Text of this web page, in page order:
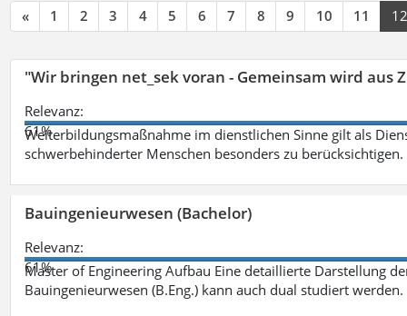
« 1 2 3 4 5 6 7 8 9 10 11 12
"Wir bringen net_sek voran - Gemeinsam wird aus
Relevanz:
61%
Weiterbildungsmaßnahme im dienstlichen Sinne gilt als
schwerbehinderter Menschen besonders zu berücksichtigen.
Bauingenieurwesen (Bachelor)
Relevanz:
61%
Master of Engineering Aufbau Eine detaillierte Darstellung
Bauingenieurwesen (B.Eng.) kann auch dual studiert